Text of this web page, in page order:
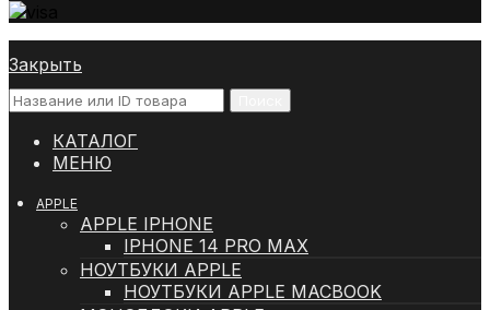
Закрыть
КАТАЛОГ
МЕНЮ
APPLE
APPLE IPHONE
IPHONE 14 PRO MAX
НОУТБУКИ APPLE
НОУТБУКИ APPLE MACBOOK